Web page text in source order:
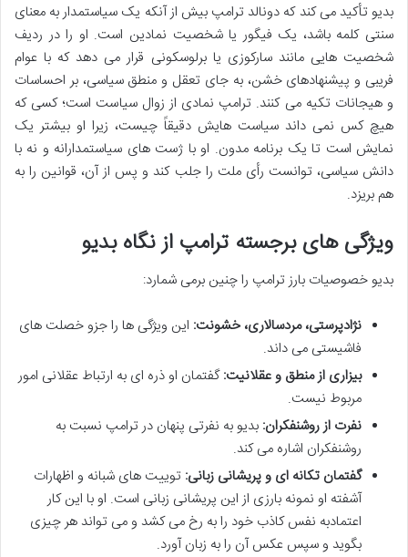
بدیو تأکید می کند که دونالد ترامپ بیش از آنکه یک سیاستمدار به معنای
سنتی کلمه باشد، یک فیگور یا شخصیت نمادین است. او را در ردیف
شخصیت هایی مانند سارکوزی یا برلوسکونی قرار می دهد که با عوام
فریبی و پیشنهادهای خشن، به جای تعقل و منطق سیاسی، بر احساسات
و هیجانات تکیه می کنند. ترامپ نمادی از زوال سیاست است؛ کسی که
هیچ کس نمی داند سیاست هایش دقیقاً چیست، زیرا او بیشتر یک
نمایش است تا یک برنامه مدون. او با ژست های سیاستمدارانه و نه با
دانش سیاسی، توانست رأی ملت را جلب کند و پس از آن، قوانین را به
هم بریزد.
ویژگی های برجسته ترامپ از نگاه بدیو
بدیو خصوصیات بارز ترامپ را چنین برمی شمارد:
نژادپرستی، مردسالاری، خشونت: این ویژگی ها را جزو خصلت های
فاشیستی می داند.
بیزاری از منطق و عقلانیت:گفتمان او ذره ای به ارتباط عقلانی امور
مربوط نیست.
نفرت از روشنفکران: بدیو به نفرتی پنهان در ترامپ نسبت به
روشنفکران اشاره می کند.
گفتمان تکانه ای و پریشانی زبانی: توییت های شبانه و اظهارات
آشفته او نمونه بارزی از این پریشانی زبانی است. او با این کار
اعتمادبه نفس کاذب خود را به رخ می کشد و می تواند هر چیزی
بگوید و سپس عکس آن را به زبان آورد.